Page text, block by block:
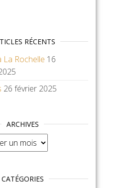
RÉCENTS
La Rochelle 16
26 février 2025
ARCHIVES
CATÉGORIES